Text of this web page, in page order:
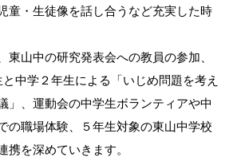
童・生徒像を話し合うなど充実した時
山中の研究発表会への教員の参加、
中学２年生による「いじめ問題を考え
」、運動会の中学生ボランティアや中
の職場体験、５年生対象の東山中学校
携を深めていきます。